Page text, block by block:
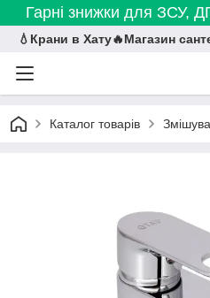
Гарні знижки для ЗСУ,
💧Крани в Хату🔥Магазин
Каталог товарів